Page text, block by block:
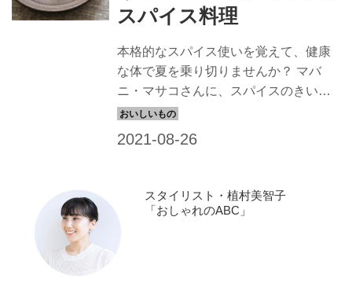
スパイス料理
本格的なスパイス使いを覚えて、健康
な体で夏を乗り切りませんか？ マバ
ニ・マサコさんに、スパイスのきい
た、白身魚のフライを教えていただき
スタイリスト・植村美智子
「おしゃれのABC」